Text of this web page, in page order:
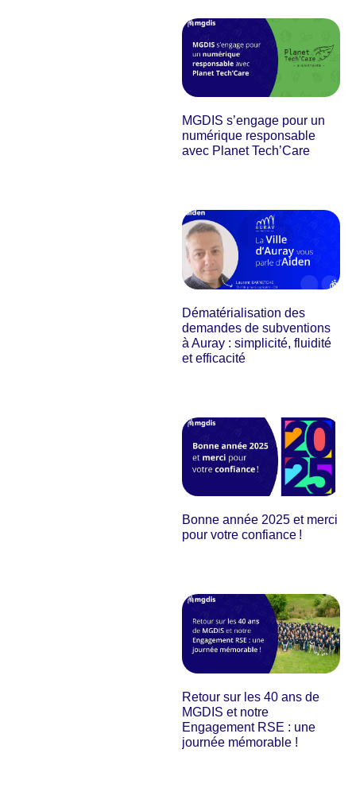
MGDIS s’engage pour un
numérique responsable
avec Planet Tech’Care
Dématérialisation des
demandes de subventions
à Auray : simplicité, fluidité
et efficacité
Bonne année 2025 et merci
pour votre confiance !
Retour sur les 40 ans de
MGDIS et notre
Engagement RSE : une
journée mémorable !